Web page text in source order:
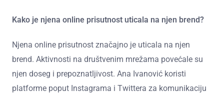
Kako je njena online prisutnost uticala na njen brend?
Njena online prisutnost značajno je uticala na njen
brend. Aktivnosti na društvenim mrežama povećale su
njen doseg i prepoznatljivost. Ana Ivanović koristi
platforme poput Instagrama i Twittera za komunikaciju